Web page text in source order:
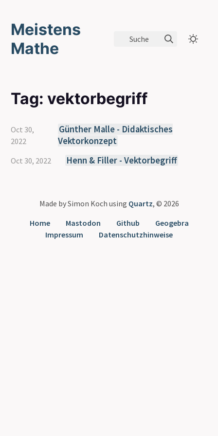
Meistens
Mathe
Suche
Tag: vektorbegriff
Oct 30,
2022
Günther Malle - Didaktisches
Vektorkonzept
Oct 30, 2022 Henn & Filler - Vektorbegriff
Made by Simon Koch using Quartz, © 2026
Home
Mastodon Github
Geogebra
Impressum
Datenschutzhinweise